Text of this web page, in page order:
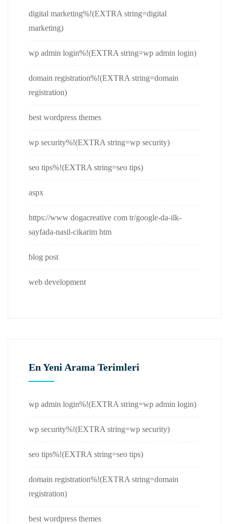
digital marketing%!(EXTRA string=digital
marketing)
wp admin login%!(EXTRA string=wp admin login)
domain registration%!(EXTRA string=domain
registration)
best wordpress themes
wp security%!(EXTRA string=wp security)
seo tips%!(EXTRA string=seo tips)
aspx
https://www dogacreative com tr/google-da-ilk-
sayfada-nasil-cikarim htm
blog post
web development
En Yeni Arama Terimleri
wp admin login%!(EXTRA string=wp admin login)
wp security%!(EXTRA string=wp security)
seo tips%!(EXTRA string=seo tips)
domain registration%!(EXTRA string=domain
registration)
best wordpress themes